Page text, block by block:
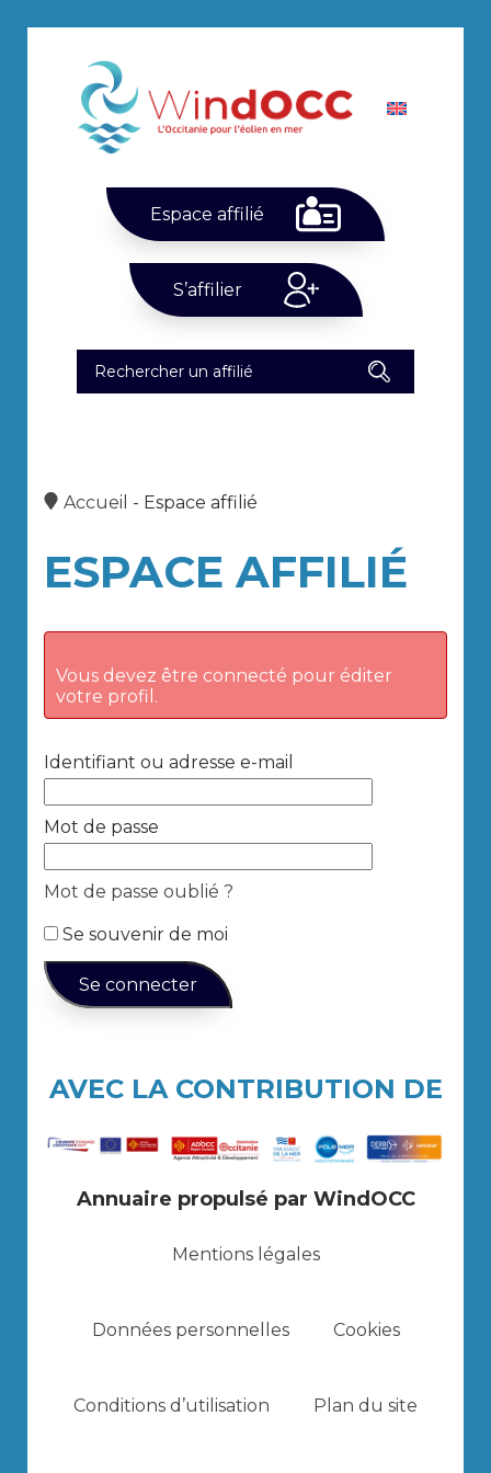
Espace affilié
S’affilier
Accueil - Espace affilié
ESPACE AFFILIÉ
Vous devez être connecté pour éditer
votre profil.
Identifiant ou adresse e-mail
Mot de passe
Mot de passe oublié ?
Se souvenir de moi
AVEC LA CONTRIBUTION DE
Annuaire propulsé par WindOCC
Mentions légales
Données personnelles Cookies
Conditions d’utilisation Plan du site